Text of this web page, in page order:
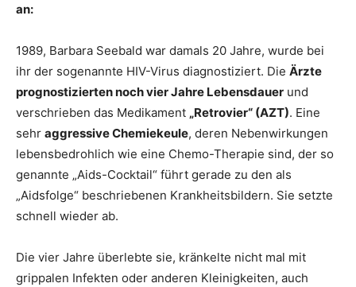
an:
1989, Barbara Seebald war damals 20 Jahre, wurde bei
ihr der sogenannte HIV-Virus diagnostiziert. Die Ärzte
prognostizierten noch vier Jahre Lebensdauer und
verschrieben das Medikament „Retrovier“ (AZT). Eine
sehr aggressive Chemiekeule, deren Nebenwirkungen
lebensbedrohlich wie eine Chemo-Therapie sind, der so
genannte „Aids-Cocktail“ führt gerade zu den als
„Aidsfolge“ beschriebenen Krankheitsbildern. Sie setzte
schnell wieder ab.
Die vier Jahre überlebte sie, kränkelte nicht mal mit
grippalen Infekten oder anderen Kleinigkeiten, auch